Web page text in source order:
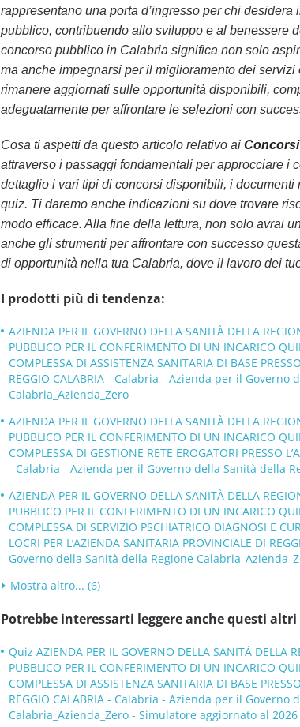
rappresentano una porta d’ingresso per chi
pubblico, contribuendo allo sviluppo e al benessere
concorso pubblico in Calabria significa non solo
ma anche impegnarsi per il miglioramento dei
rimanere aggiornati sulle opportunità disponibili,
adeguatamente per affrontare le selezioni con
Cosa ti aspetti da questo articolo relativo ai
attraverso i passaggi fondamentali per approcciare i
dettaglio i vari tipi di concorsi disponibili, i
quiz. Ti daremo anche indicazioni su dove trovare
modo efficace. Alla fine della lettura, non solo avrai
anche gli strumenti per affrontare con successo
di opportunità nella tua Calabria, dove il lavoro dei
I prodotti più di tendenza:
AZIENDA PER IL GOVERNO DELLA SANITÀ DELLA
PUBBLICO PER IL CONFERIMENTO DI UN INCARICO
COMPLESSA DI ASSISTENZA SANITARIA DI BASE
REGGIO CALABRIA - Calabria - Azienda per il Governo
Calabria_Azienda_Zero
AZIENDA PER IL GOVERNO DELLA SANITÀ DELLA
PUBBLICO PER IL CONFERIMENTO DI UN INCARICO
COMPLESSA DI GESTIONE RETE EROGATORI PRESSO
- Calabria - Azienda per il Governo della Sanità della
AZIENDA PER IL GOVERNO DELLA SANITÀ DELLA
PUBBLICO PER IL CONFERIMENTO DI UN INCARICO
COMPLESSA DI SERVIZIO PSCHIATRICO DIAGNOSI E
LOCRI PER L’AZIENDA SANITARIA PROVINCIALE DI
Governo della Sanità della Regione
Mostra altro... (6)
Potrebbe interessarti leggere anche questi
Quiz AZIENDA PER IL GOVERNO DELLA SANITÀ DELLA
PUBBLICO PER IL CONFERIMENTO DI UN INCARICO
COMPLESSA DI ASSISTENZA SANITARIA DI BASE
REGGIO CALABRIA - Calabria - Azienda per il Governo
Calabria_Azienda_Zero - Simulatore aggiornato al 2026